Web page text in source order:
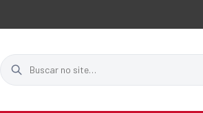
Buscar no site